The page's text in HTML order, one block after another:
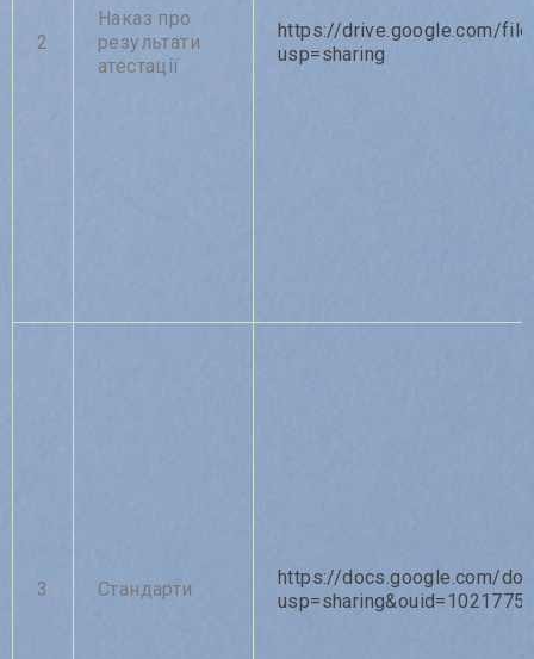
2
Наказ про
результати
атестації
https://drive.google.com/
usp=sharing
3 Стандарти
https://docs.google.com/